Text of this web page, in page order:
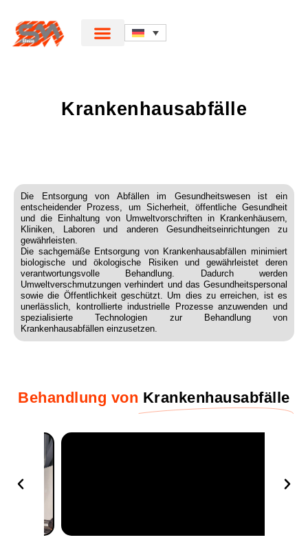
Krankenhausabfälle
Die Entsorgung von Abfällen im Gesundheitswesen ist ein
entscheidender Prozess, um Sicherheit, öffentliche Gesundheit
und die Einhaltung von Umweltvorschriften in Krankenhäusern,
Kliniken, Laboren und anderen Gesundheitseinrichtungen zu
gewährleisten.
Die sachgemäße Entsorgung von Krankenhausabfällen minimiert
biologische und ökologische Risiken und gewährleistet deren
verantwortungsvolle Behandlung. Dadurch werden
Umweltverschmutzungen verhindert und das Gesundheitspersonal
sowie die Öffentlichkeit geschützt. Um dies zu erreichen, ist es
unerlässlich, kontrollierte industrielle Prozesse anzuwenden und
spezialisierte Technologien zur Behandlung von
Krankenhausabfällen einzusetzen.
Behandlung von Krankenhausabfälle